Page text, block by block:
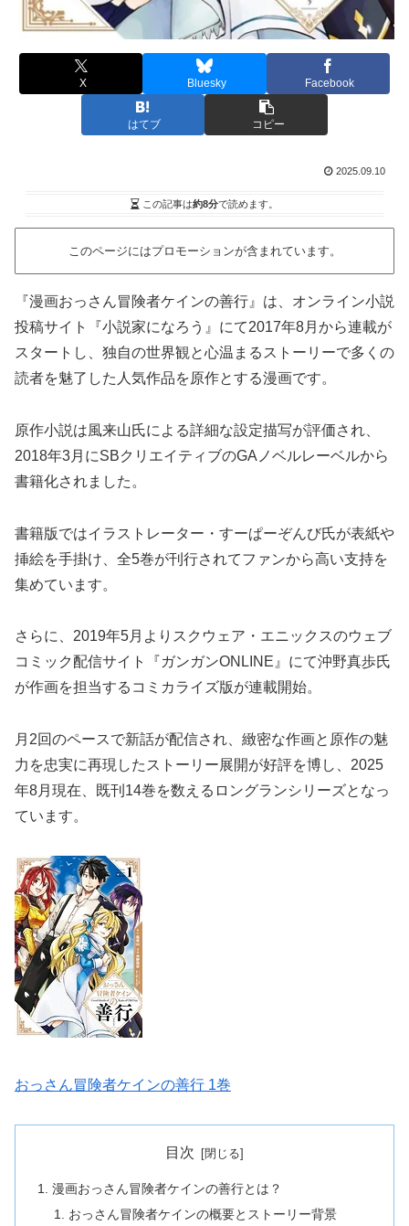
X Bluesky Facebook
はてブ コピー
2025.09.10
この記事は約8分で読めます。
このページにはプロモーションが含まれています。
『漫画おっさん冒険者ケインの善行』は、オンライン小説
投稿サイト『小説家になろう』にて2017年8月から連載が
スタートし、独自の世界観と心温まるストーリーで多くの
読者を魅了した人気作品を原作とする漫画です。
原作小説は風来山氏による詳細な設定描写が評価され、
2018年3月にSBクリエイティブのGAノベルレーベルから
書籍化されました。
書籍版ではイラストレーター・すーぱーぞんび氏が表紙や
挿絵を手掛け、全5巻が刊行されてファンから高い支持を
集めています。
さらに、2019年5月よりスクウェア・エニックスのウェブ
コミック配信サイト『ガンガンONLINE』にて沖野真歩氏
が作画を担当するコミカライズ版が連載開始。
月2回のペースで新話が配信され、緻密な作画と原作の魅
力を忠実に再現したストーリー展開が好評を博し、2025
年8月現在、既刊14巻を数えるロングランシリーズとなっ
ています。
おっさん冒険者ケインの善行 1巻
目次
漫画おっさん冒険者ケインの善行とは？
おっさん冒険者ケインの概要とストーリー背景